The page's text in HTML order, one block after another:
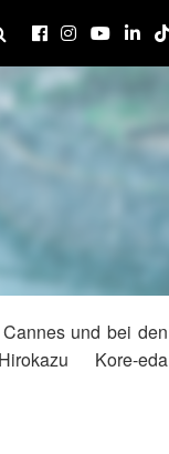
und bei den
Kore-eda